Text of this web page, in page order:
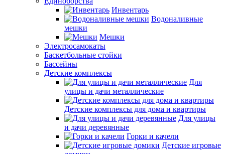
Инвентарь
Водоналивные
мешки
Мешки
Электросамокаты
Баскетбольные стойки
Бассейны
Детские комплексы
Для
улицы и дачи металлические
Детские комплексы для дома и квартиры
Для улицы
и дачи деревянные
Горки и качели
Детские игровые